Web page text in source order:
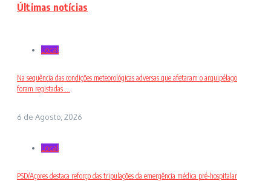
Últimas notícias
Local
Na sequência das condições meteorológicas adversas que afetaram o arquipélago
foram registadas ...
6 de Agosto, 2026
Local
PSD/Açores destaca reforço das tripulações da emergência médica pré-hospitalar